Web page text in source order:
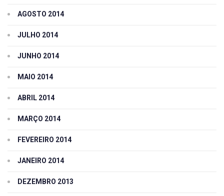
AGOSTO 2014
JULHO 2014
JUNHO 2014
MAIO 2014
ABRIL 2014
MARÇO 2014
FEVEREIRO 2014
JANEIRO 2014
DEZEMBRO 2013